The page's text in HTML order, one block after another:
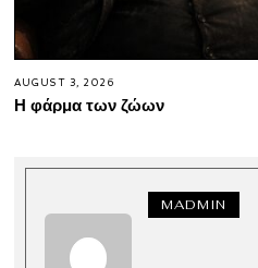
AUGUST 3, 2026
Η φάρμα των ζώων
MADMIN